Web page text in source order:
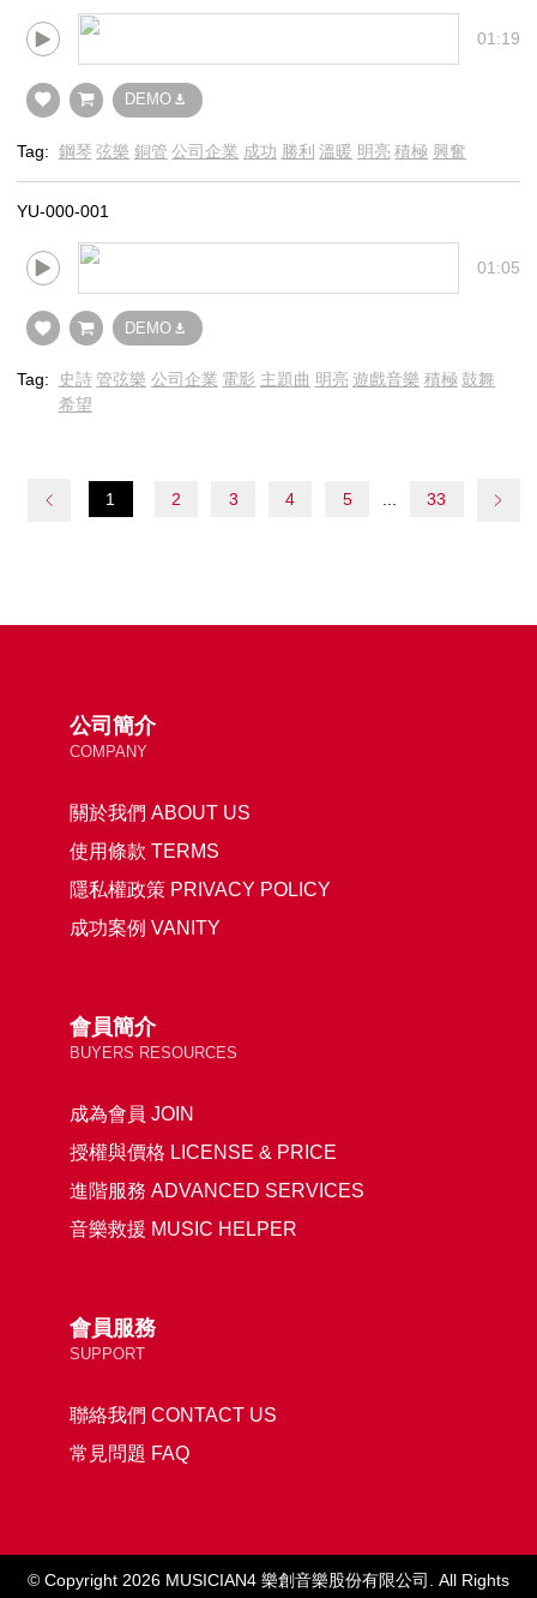
01:19
DEMO
Tag: 鋼琴 弦樂 銅管 公司企業 成功 勝利 溫暖 明亮 積極 興奮
YU-000-001
01:05
DEMO
Tag: 史詩 管弦樂 公司企業 電影 主題曲 明亮 遊戲音樂 積極 鼓舞
希望
1 2 3 4 5 33
公司簡介
COMPANY
關於我們 ABOUT US
使用條款 TERMS
隱私權政策 PRIVACY POLICY
成功案例 VANITY
會員簡介
BUYERS RESOURCES
成為會員 JOIN
授權與價格 LICENSE & PRICE
進階服務 ADVANCED SERVICES
音樂救援 MUSIC HELPER
會員服務
SUPPORT
聯絡我們 CONTACT US
常見問題 FAQ
© Copyright 2026 MUSICIAN4 樂創音樂股份有限公司. All Rights